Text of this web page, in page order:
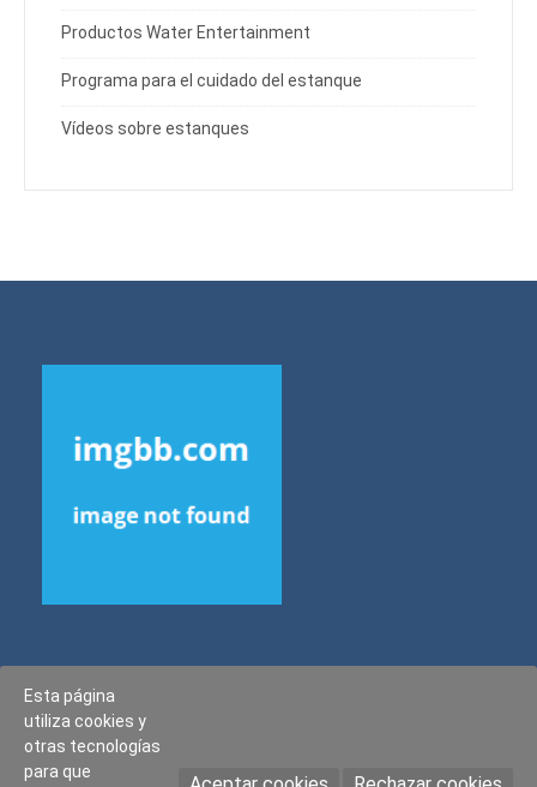
Productos Water Entertainment
Programa para el cuidado del estanque
Vídeos sobre estanques
Esta página
utiliza cookies y
otras tecnologías
para que